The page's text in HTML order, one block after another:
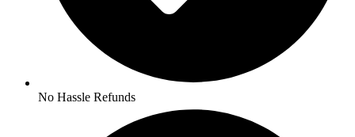
No Hassle Refunds